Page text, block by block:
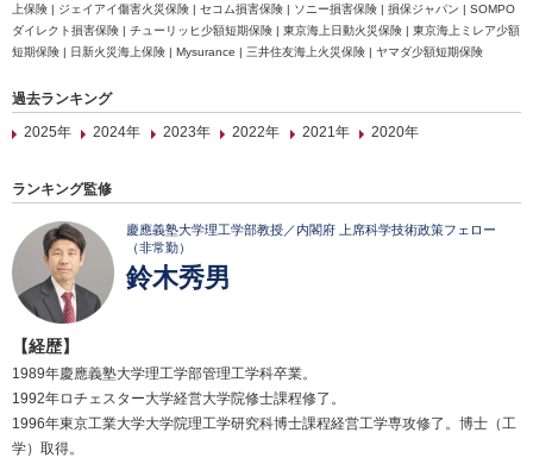
上保険 | ジェイアイ傷害火災保険 | セコム損害保険 | ソニー損害保険 | 損保ジャパン | SOMPO
ダイレクト損害保険 | チューリッヒ少額短期保険 | 東京海上日動火災保険 | 東京海上ミレア少額
短期保険 | 日新火災海上保険 | Mysurance | 三井住友海上火災保険 | ヤマダ少額短期保険
過去ランキング
2025年
2024年 2023年 2022年 2021年 2020年
ランキング監修
慶應義塾大学理工学部教授／内閣府 上席科学技術政策フェロー
（非常勤）
鈴木秀男
【経歴】
1989年慶應義塾大学理工学部管理工学科卒業。
1992年ロチェスター大学経営大学院修士課程修了。
1996年東京工業大学大学院理工学研究科博士課程経営工学専攻修了。博士（工
学）取得。